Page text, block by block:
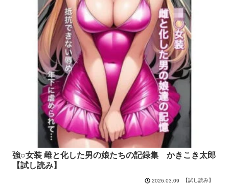
強○女装 雌と化した男の娘たちの記録集 かきこき太郎
【試し読み】
2026.03.09 【試し読み】